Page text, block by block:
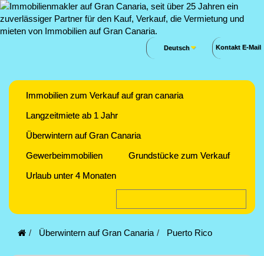
Kontakt E-Mail
Deutsch
Immobilien zum Verkauf auf gran canaria
Langzeitmiete ab 1 Jahr
Überwintern auf Gran Canaria
Gewerbeimmobilien
Grundstücke zum Verkauf
Urlaub unter 4 Monaten
Überwintern auf Gran Canaria Puerto Rico